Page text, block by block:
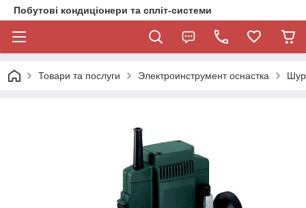
Побутові кондиціонери та спліт-системи
Товари та послуги Электроинструмент оснастка